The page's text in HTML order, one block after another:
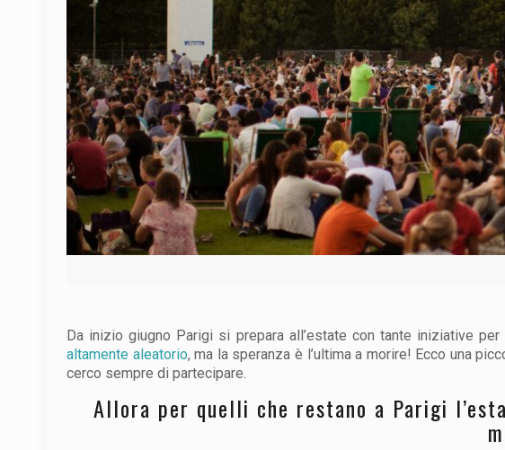
Da inizio giugno Parigi si prepara all’estate con tante iniziative
altamente aleatorio, ma la speranza è l’ultima a morire! Ecco una
cerco sempre di partecipare.
Allora per quelli che restano a Parigi